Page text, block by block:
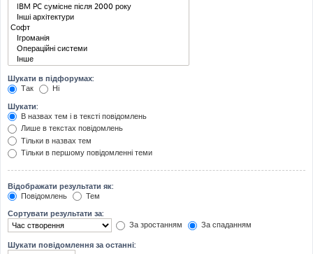
Шукати в підфорумах:
Так
Ні
Шукати:
В назвах тем і в тексті повідомлень
Лише в текстах повідомлень
Тільки в назвах тем
Тільки в першому повідомленні теми
Відображати результати як:
Повідомлень
Тем
Сортувати результати за:
За зростанням
За спаданням
Шукати повідомлення за останні: